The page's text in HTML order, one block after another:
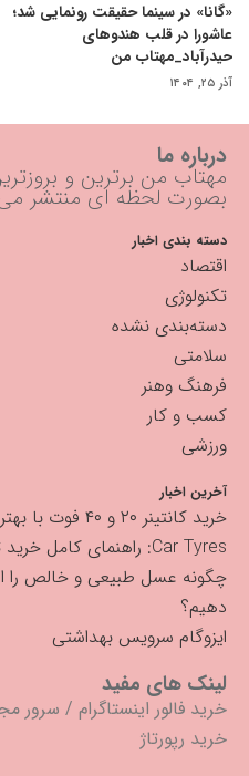
«گانا» در سینما حقیقت رونمایی شد؛
عاشورا در قلب هندوهای
حیدرآباد_مهتاب من
آذر ۲۵, ۱۴۰۴
درباره ما
مهتاب من برترین و
بصورت لحظه ای منتشر
دسته بندی اخبار
اقتصاد
تکنولوژی
دسته‌بندی نشده
سلامتی
فرهنگ وهنر
کسب و کار
ورزشی
آخرین اخبار
خرید کانتینر ۲۰ و ۴۰ فوت با بهترین قیمت
Car Tyres: راهنمای کامل خرید تایر
چگونه عسل طبیعی و خالص را
دهیم؟
ایزوگام سرویس بهداشتی
لینک های مفید
خرید فالور اینستاگرام / سرور
خرید رپورتاژ